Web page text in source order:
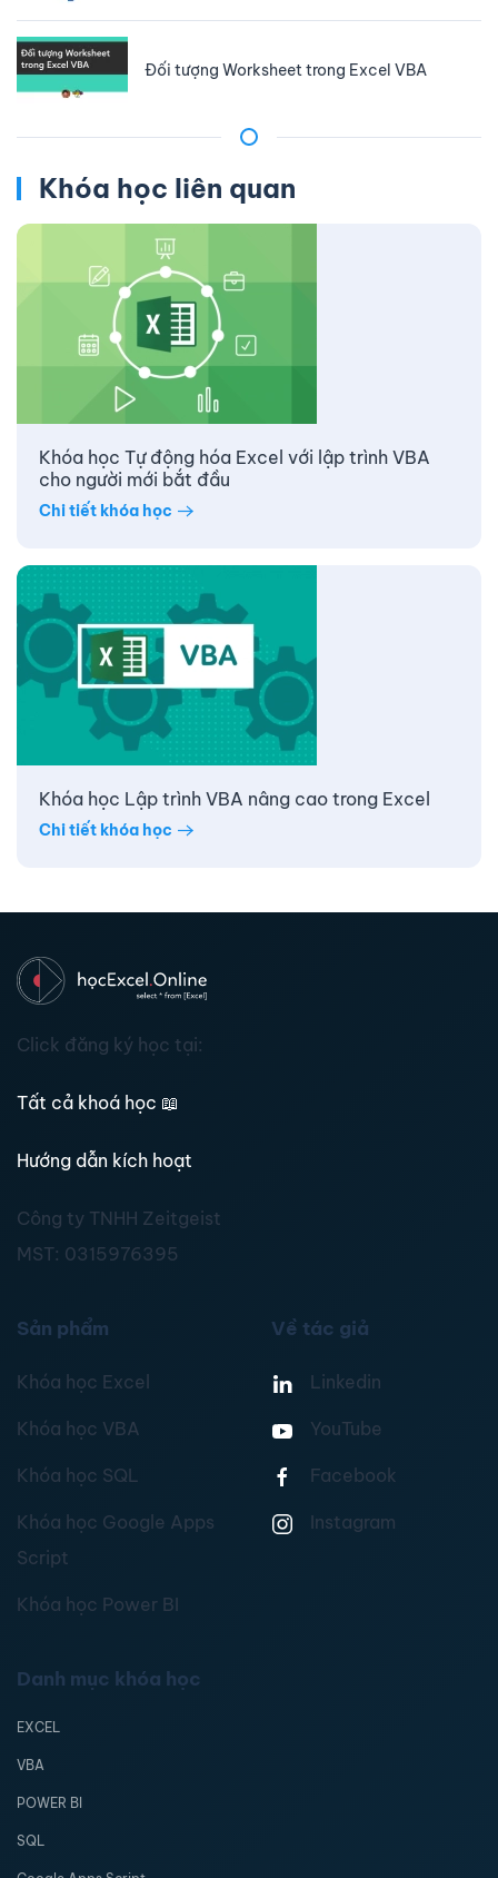
Đối tượng Worksheet trong Excel VBA
Khóa học liên quan
Khóa học Tự động hóa Excel với lập trình VBA
cho người mới bắt đầu
Chi tiết khóa học
Khóa học Lập trình VBA nâng cao trong Excel
Chi tiết khóa học
Click đăng ký học tại:
Tất cả khoá học 📖
Hướng dẫn kích hoạt
Công ty TNHH Zeitgeist
MST: 0315976395
Sản phẩm
Khóa học Excel
Khóa học VBA
Khóa học SQL
Khóa học Google Apps
Script
Khóa học Power BI
Về tác giả
Linkedin
YouTube
Facebook
Instagram
Danh mục khóa học
EXCEL
VBA
POWER BI
SQL